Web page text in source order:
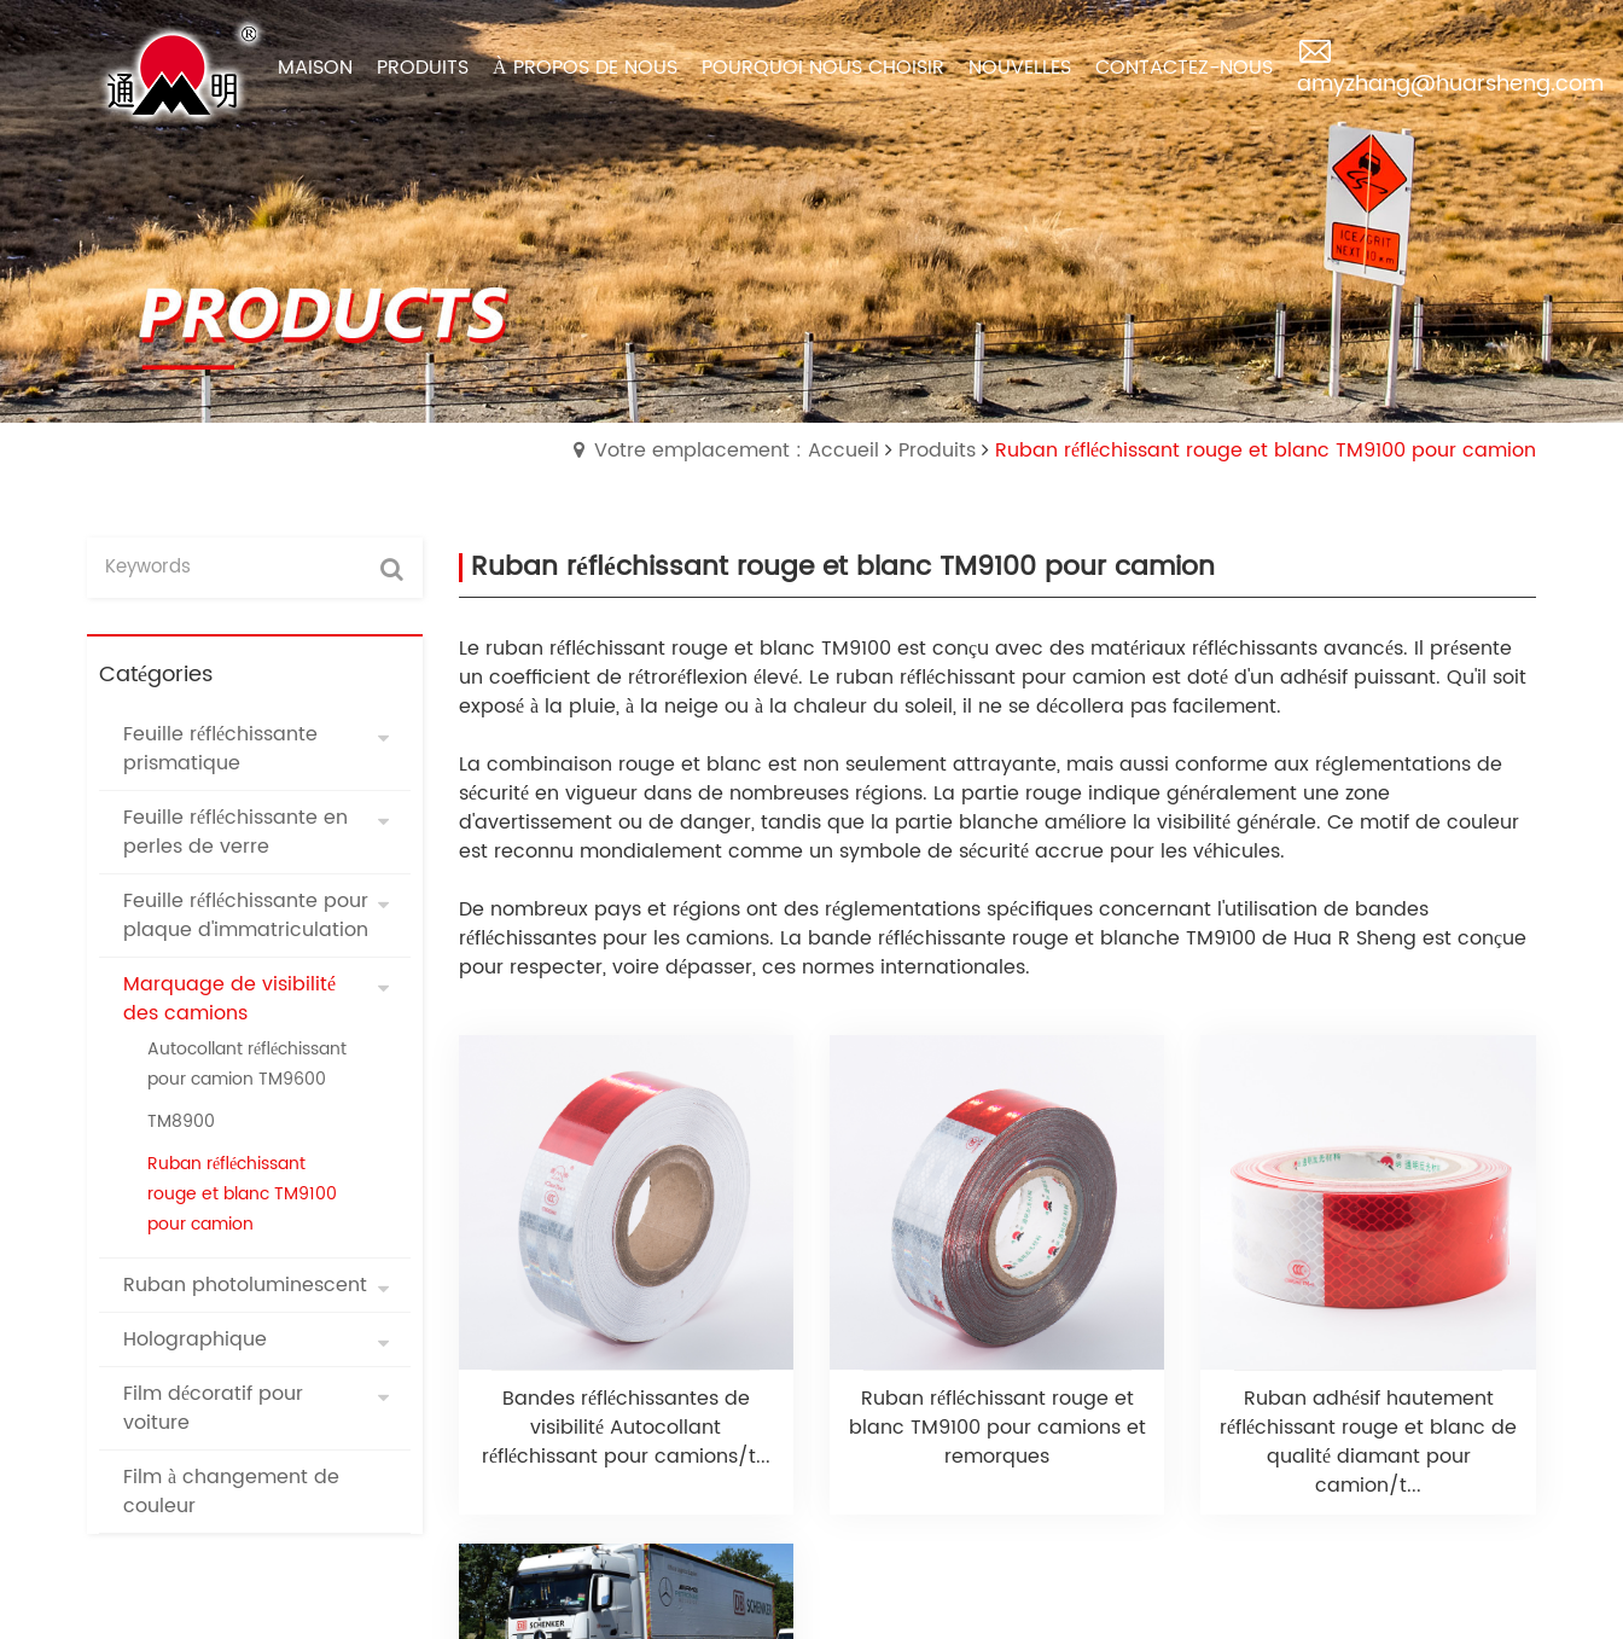
MAISON PRODUITS À PROPOS DE NOUS POURQUOI NOUS CHOISIR NOUVELLES CONTACTEZ-NOUS amyzhang@huarsheng.com
Votre emplacement : Accueil Produits Ruban réfléchissant rouge et blanc TM9100 pour camion
Catégories
Feuille réfléchissante
prismatique
Feuille réfléchissante en
perles de verre
Feuille réfléchissante pour
plaque d'immatriculation
Marquage de visibilité
des camions
Autocollant réfléchissant
pour camion TM9600
TM8900
Ruban réfléchissant
rouge et blanc TM9100
pour camion
Ruban photoluminescent
Holographique
Film décoratif pour
voiture
Film à changement de
couleur
Ruban réfléchissant rouge et blanc TM9100 pour camion
Le ruban réfléchissant rouge et blanc TM9100 est conçu avec des matériaux réfléchissants avancés. Il présente
un coefficient de rétroréflexion élevé. Le ruban réfléchissant pour camion est doté d'un adhésif puissant. Qu'il soit
exposé à la pluie, à la neige ou à la chaleur du soleil, il ne se décollera pas facilement.
La combinaison rouge et blanc est non seulement attrayante, mais aussi conforme aux réglementations de
sécurité en vigueur dans de nombreuses régions. La partie rouge indique généralement une zone
d'avertissement ou de danger, tandis que la partie blanche améliore la visibilité générale. Ce motif de couleur
est reconnu mondialement comme un symbole de sécurité accrue pour les véhicules.
De nombreux pays et régions ont des réglementations spécifiques concernant l'utilisation de bandes
réfléchissantes pour les camions. La bande réfléchissante rouge et blanche TM9100 de Hua R Sheng est conçue
pour respecter, voire dépasser, ces normes internationales.
Bandes réfléchissantes de
visibilité Autocollant
réfléchissant pour camions/t...
Ruban réfléchissant rouge et
blanc TM9100 pour camions et
remorques
Ruban adhésif hautement
réfléchissant rouge et blanc de
qualité diamant pour
camion/t...